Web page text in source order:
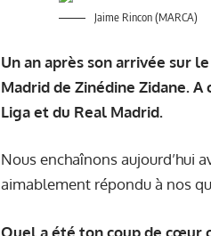
Jaime Rincon (MARCA)
Un an après son arrivée sur
Madrid de Zinédine Zidane.
Liga et du Real Madrid.
Nous enchaînons aujourd’hui
aimablement répondu à nos
Quel a été ton coup de cœur